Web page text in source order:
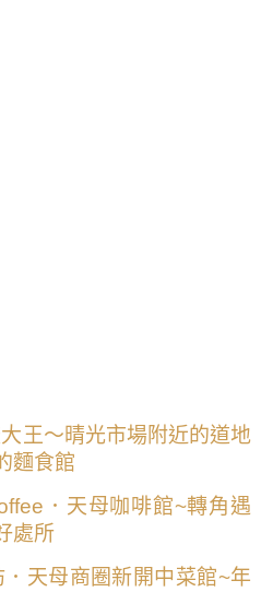
王～晴光市場附近的道地
麵食館
．天母咖啡館~轉角遇
處所
天母商圈新開中菜館~年